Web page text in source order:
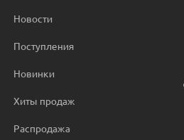
Новости
Поступления
Новинки
Хиты продаж
Распродажа